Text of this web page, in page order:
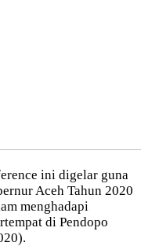
ini digelar guna
Aceh Tahun 2020
menghadapi
di Pendopo